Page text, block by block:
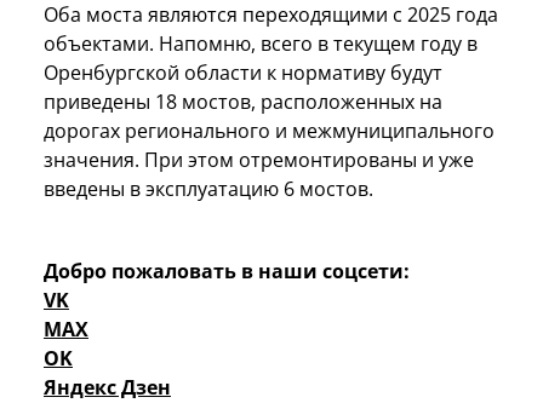
Оба моста являются переходящими с 2025 года
объектами. Напомню, всего в текущем году в
Оренбургской области к нормативу будут
приведены 18 мостов, расположенных на
дорогах регионального и межмуниципального
значения. При этом отремонтированы и уже
введены в эксплуатацию 6 мостов.
Добро пожаловать в наши соцсети:
VK
MAX
OK
Яндекс Дзен